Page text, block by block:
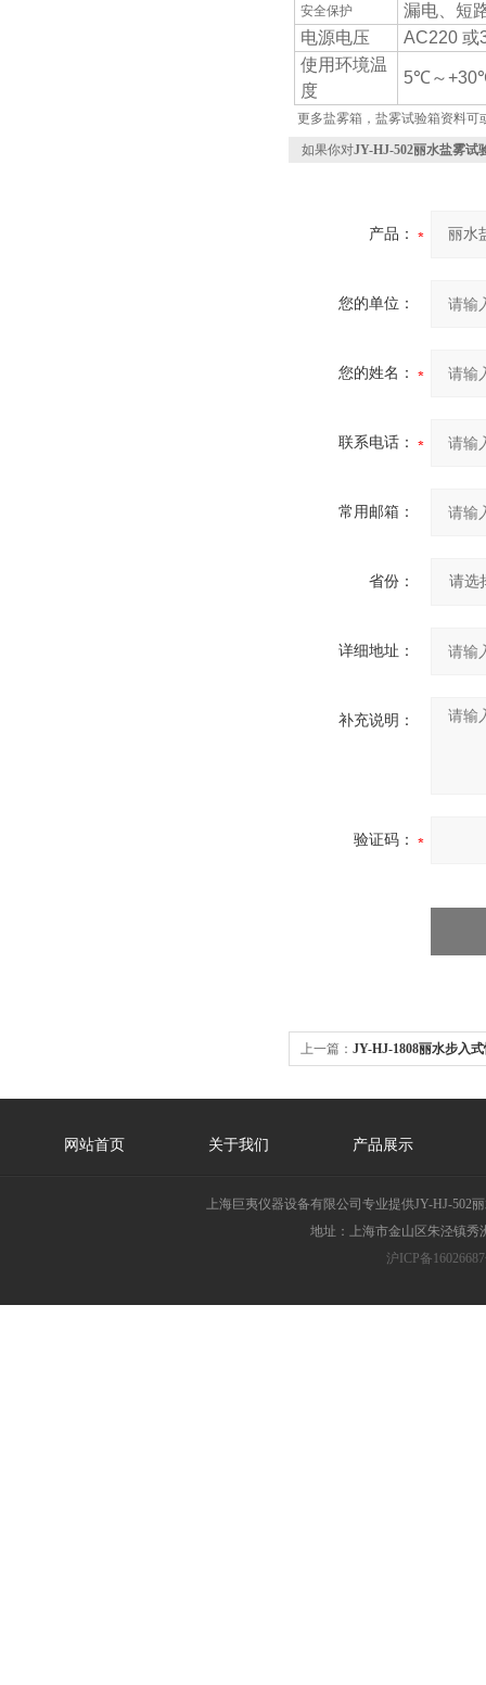
安全保护
漏电、短
电源电压
AC220 或
使用环境温
度
5℃～
更多盐雾箱，盐雾试验箱资料可
如果你对JY-HJ-502丽水盐雾试
产品：
您的单位：
您的姓名：
联系电话：
常用邮箱：
省份：
详细地址：
补充说明：
验证码：
上一篇： JY-HJ-1808丽水步入
网站首页 关于我们 产品展示
上海巨夷仪器设备有限公司专业提供JY-HJ-
地址：上海市金山区朱泾镇秀
沪ICP备